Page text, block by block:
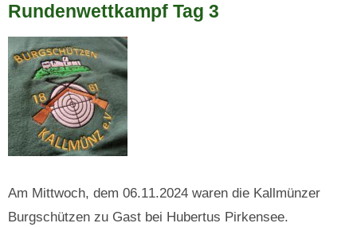
Rundenwettkampf Tag 3
Am Mittwoch, dem 06.11.2024 waren die Kallmünzer
Burgschützen zu Gast bei Hubertus Pirkensee.